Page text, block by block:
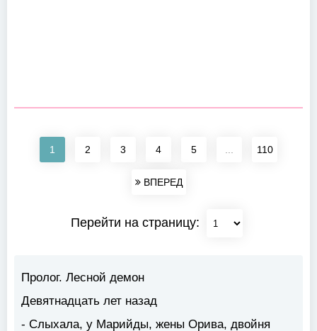
1 2 3 4 5 ... 110
ВПЕРЕД
Перейти на страницу:
Пролог. Лесной демон
Девятнадцать лет назад
- Слыхала, у Марийды, жены Орива, двойня